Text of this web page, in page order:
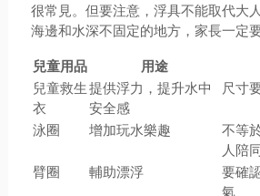
很常見。但要注意，浮具不能取代大
海邊和水深不固定的地方，家長一定要
兒童用品
用途
兒童救生
衣
提供浮力，提升水中
安全感
尺寸
泳圈 增加玩水樂趣
不等
人陪
臂圈
輔助漂浮
要確
氣